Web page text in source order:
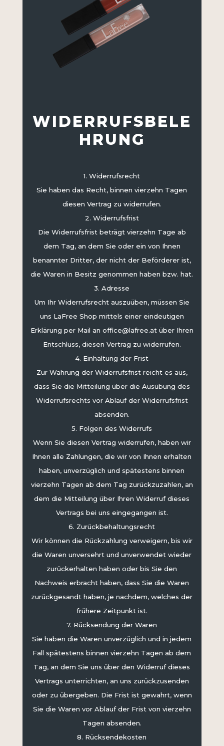
WIDERRUFSBELE
HRUNG
1. Widerrufsrecht
Sie haben das Recht, binnen vierzehn Tagen
diesen Vertrag zu widerrufen.
2. Widerrufsfrist
Die Widerrufsfrist beträgt vierzehn Tage ab
dem Tag, an dem Sie oder ein von Ihnen
benannter Dritter, der nicht der Beförderer ist,
die Waren in Besitz genommen haben bzw. hat.
3. Adresse
Um Ihr Widerrufsrecht auszuüben, müssen Sie
uns LaFree Shop mittels einer eindeutigen
Erklärung per Mail an office@lafree.at über Ihren
Entschluss, diesen Vertrag zu widerrufen.
4. Einhaltung der Frist
Zur Wahrung der Widerrufsfrist reicht es aus,
dass Sie die Mitteilung über die Ausübung des
Widerrufsrechts vor Ablauf der Widerrufsfrist
absenden.
5. Folgen des Widerrufs
Wenn Sie diesen Vertrag widerrufen, haben wir
Ihnen alle Zahlungen, die wir von Ihnen erhalten
haben, unverzüglich und spätestens binnen
vierzehn Tagen ab dem Tag zurückzuzahlen, an
dem die Mitteilung über Ihren Widerruf dieses
Vertrags bei uns eingegangen ist.
6. Zurückbehaltungsrecht
Wir können die Rückzahlung verweigern, bis wir
die Waren unversehrt und unverwendet wieder
zurückerhalten haben oder bis Sie den
Nachweis erbracht haben, dass Sie die Waren
zurückgesandt haben, je nachdem, welches der
frühere Zeitpunkt ist.
7. Rücksendung der Waren
Sie haben die Waren unverzüglich und in jedem
Fall spätestens binnen vierzehn Tagen ab dem
Tag, an dem Sie uns über den Widerruf dieses
Vertrags unterrichten, an uns zurückzusenden
oder zu übergeben. Die Frist ist gewahrt, wenn
Sie die Waren vor Ablauf der Frist von vierzehn
Tagen absenden.
8. Rücksendekosten